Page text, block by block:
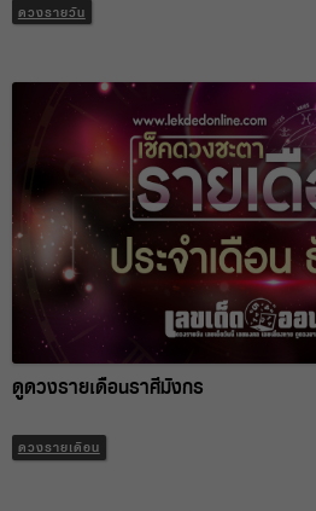
ดวงรายวัน
ดูดวงรายเดือนราศีมังกร
ดวงรายเดือน